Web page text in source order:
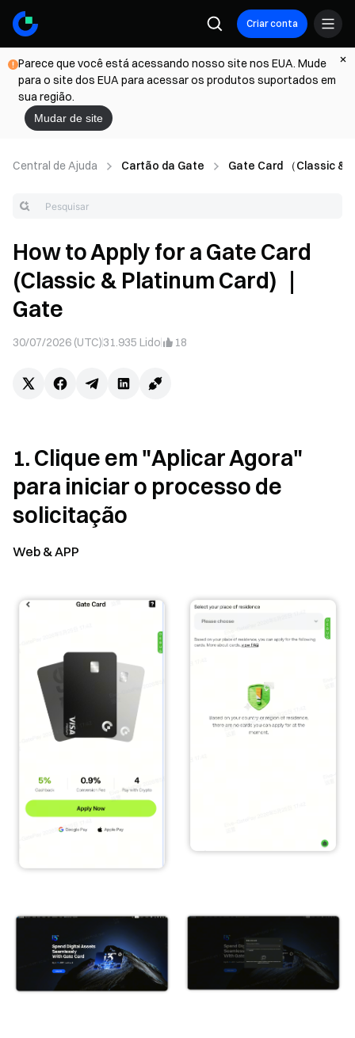
Criar conta
Parece que você está acessando nosso site nos EUA. Mude
para o site dos EUA para acessar os produtos suportados em
sua região.
Mudar de site
Central de Ajuda Cartão da Gate Gate Card （Classic &
How to Apply for a Gate Card
(Classic & Platinum Card) ｜
Gate
30/07/2026 (UTC)31.935 Lido 18
1. Clique em "Aplicar Agora"
para iniciar o processo de
solicitação
Web & APP